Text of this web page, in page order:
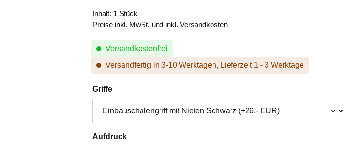
Inhalt: 1 Stück
Preise inkl. MwSt. und inkl. Versandkosten
Versandkostenfrei
Versandfertig in 3-10 Werktagen, Lieferzeit 1 - 3 Werktage
Griffeauswählen
Aufdruckauswählen